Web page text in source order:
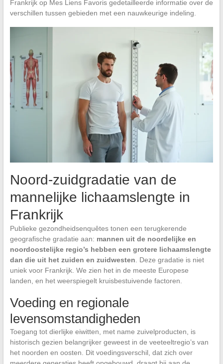
Frankrijk op Mes Liens Favoris gedetailleerde informatie over de
verschillen tussen gebieden met een nauwkeurige indeling.
Noord-zuidgradatie van de
mannelijke lichaamslengte in
Frankrijk
Publieke gezondheidsenquêtes tonen een terugkerende
geografische gradatie aan: mannen uit de noordelijke en
noordoostelijke regio’s hebben een grotere lichaamslengte
dan die uit het zuiden en zuidwesten. Deze gradatie is niet
uniek voor Frankrijk. We zien het in de meeste Europese
landen, en het weerspiegelt kruisbestuivende factoren.
Voeding en regionale
levensomstandigheden
Toegang tot dierlijke eiwitten, met name zuivelproducten, is
historisch gezien belangrijker geweest in de veeteeltregio’s van
het noorden en oosten. Dit voedingsverschil, dat zich over